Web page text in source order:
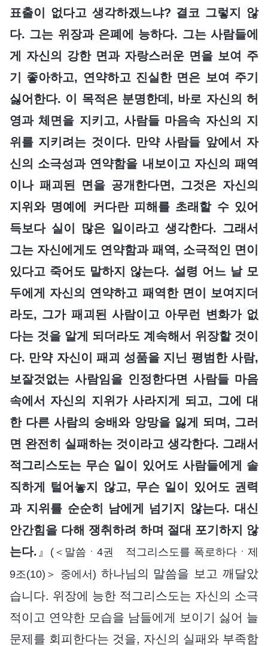
표출이 없다고 생각하겠느냐? 결코 그렇지 않
다. 그는 위장과 은폐에 능하다. 그는 사람들에
게 자신의 강한 면과 자랑스러운 면을 보여 주
기 좋아하고, 연약하고 진실한 면은 보여 주기
싫어한다. 이 목적은 분명한데, 바로 자신의 허
영과 체면을 지키고, 사람들 마음속 자신의 지
위를 지키려는 것이다. 만약 사람들 앞에서 자
신의 소극성과 연약함을 내보이고 자신의 패역
이나 패괴된 면을 공개한다면, 그것은 자신의
지위와 명예에 커다란 피해를 초래할 수 있어
득보다 실이 많은 일이라고 생각한다. 그래서
그는 자신에게도 연약함과 패역, 소극적인 면이
있다고 죽어도 말하지 않는다. 설령 어느 날 모
두에게 자신의 연약하고 패역한 면이 보여지더
라도, 그가 패괴된 사람이고 아무런 변화가 없
다는 것을 알게 되더라도 계속해서 위장할 것이
다. 만약 자신이 패괴 성품을 지닌 평범한 사람,
보잘것없는 사람임을 인정한다면 사람들 마음
속에서 자신의 지위가 사라지게 되고, 그에 대
한 다른 사람의 숭배와 앙망을 잃게 되며, 그러
면 완전히 실패하는 것이라고 생각한다. 그래서
적그리스도는 무슨 일이 있어도 사람들에게 솔
직하게 털어놓지 않고, 무슨 일이 있어도 권력
과 지위를 순순히 남에게 넘기지 않는다. 대신
안간힘을 다해 쟁취하려 하며 절대 포기하지 않
는다. 』 (＜말씀ㆍ4권 적그리스도를 폭로하다ㆍ제
9조(10)＞ 중에서) 하나님의 말씀을 보고 깨달았
습니다. 위장에 능한 적그리스도는 자신의 소극
적이고 연약한 모습을 남들에게 보이기 싫어 늘
문제를 회피한다는 것을, 자신의 실패와 부족함